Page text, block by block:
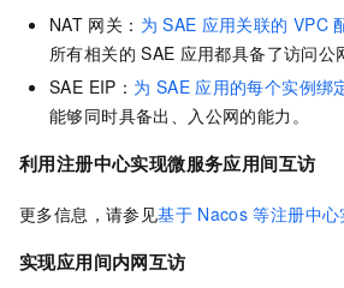
NAT 网关： 为 SAE 应用关联的 VPC
所有相关的 SAE 应用都具备了访问公
SAE EIP： 为 SAE 应用的每个实例绑
能够同时具备出、入公网的能力。
利用注册中心实现微服务应用间互访
更多信息，请参见基于 Nacos 等注册中
实现应用间内网互访